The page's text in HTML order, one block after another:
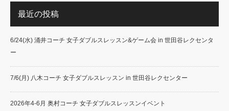
最近の投稿
6/24(水) 涌井コーチ 女子ダブルスレッスン&ゲーム会 in 世田谷レクセンタ
ー
7/6(月) 八木コーチ 女子ダブルスレッスン in 世田谷レクセンター
2026年4-6月 奥村コーチ 女子ダブルスレッスンイベント